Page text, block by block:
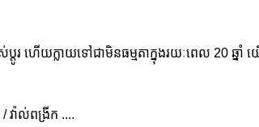
ស់ប្តូរ ហើយក្លាយទៅជាមិនធម្មតាក្នុងរយៈពេល 20 ឆ្
វ៉ាល់ពង្រីក ....